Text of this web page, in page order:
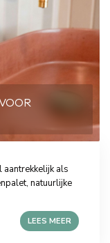
aantrekkelijk als
natuurlijke
LEES MEER